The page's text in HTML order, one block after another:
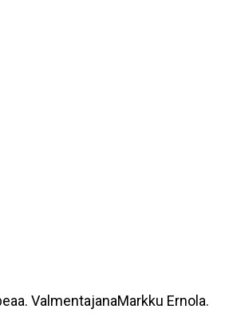
ValmentajanaMarkku Ernola.